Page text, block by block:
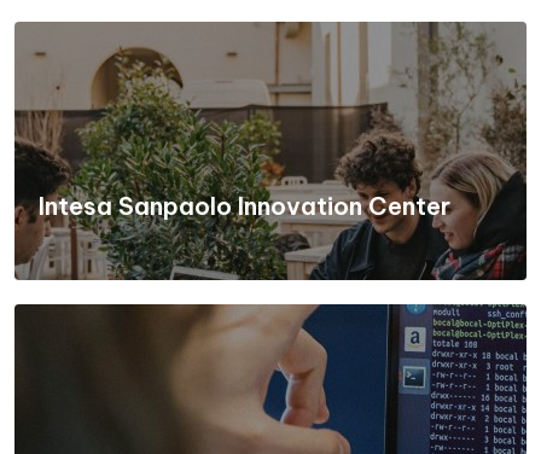
Intesa Sanpaolo Innovation Center